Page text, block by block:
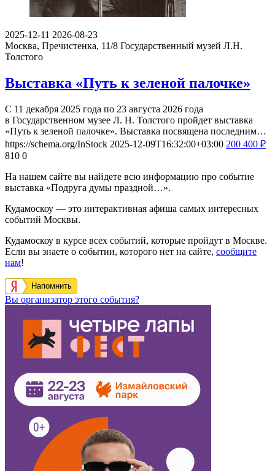
2025-12-11 2026-08-23
Москва, Пречистенка, 11/8 Государственный музей Л.Н.
Толстого
Выставка «Путь к зеленой палочке»
С 11 декабря 2025 года по 23 августа 2026 года
в Государственном музее Л. Н. Толстого пройдет выставка
«Путь к зеленой палочке». Выставка посвящена последним…
https://schema.org/InStock 2025-12-09T16:32:00+03:00 200 400 ₽
810 0
На нашем сайте вы найдете всю информацию про событие
выставка «Подруга думы праздной…».
Кудамоскоу — это интерактивная афиша самых интересных
событий Москвы.
Кудамоскоу в курсе всех событий, которые пройдут в Москве.
Если вы знаете о событии, которого нет на сайте, сообщите
нам!
Напомнить
Вы организатор этого события?